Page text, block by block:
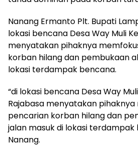
Nanang Ermanto Plt. Bupati
lokasi bencana Desa Way Muli
menyatakan pihaknya
korban hilang dan pembukaan
lokasi terdampak bencana.
“di lokasi bencana Desa Way
Rajabasa menyatakan
pencarian korban hilang dan
jalan masuk di lokasi terdampak
Nanang.